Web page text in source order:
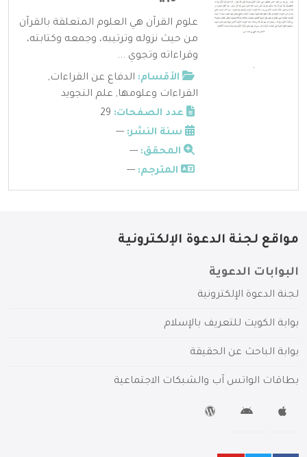
علوم القرآن هي العلوم المتعلقة بالقرآن
من حيث نزوله وترتيبه، وجمعه وكتابته،
وقراءاته وتجوي ...
الأقسام: الدفاع عن القراءات,
القراءات وعلومها, علم التجويد
عدد الصفحات:
سنة النشر: ---
المحقق: ---
المترجم: ---
مواقع لجنة الدعوة الإلكترونية
البوابات الدعوية
لجنة الدعوة الإلكترونية
بوابة الكويت للتعريف بالإسلام
بوابة الباحث عن الحقيقة
بطاقات الواتس آب والشبكات الاجتماعية